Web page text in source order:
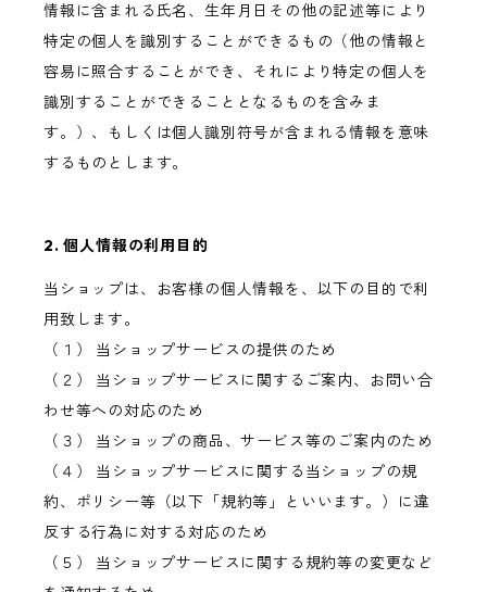
情報に含まれる氏名、生年月日その他の記述等により
特定の個人を識別することができるもの（他の情報と
容易に照合することができ、それにより特定の個人を
識別することができることとなるものを含みま
す。）、もしくは個人識別符号が含まれる情報を意味
するものとします。
2. 個人情報の利用目的
当ショップは、お客様の個人情報を、以下の目的で利
用致します。
（１） 当ショップサービスの提供のため
（２） 当ショップサービスに関するご案内、お問い合
わせ等への対応のため
（３） 当ショップの商品、サービス等のご案内のため
（４） 当ショップサービスに関する当ショップの規
約、ポリシー等（以下「規約等」といいます。）に違
反する行為に対する対応のため
（５） 当ショップサービスに関する規約等の変更など